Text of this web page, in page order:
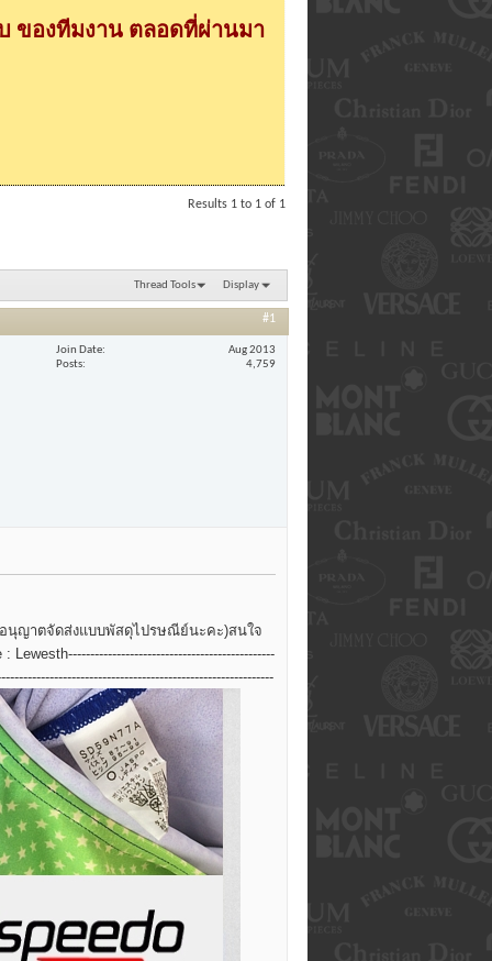
ของทีมงาน ตลอดที่ผ่านมา
Results 1 to 1 of 1
Thread Tools Display
#1
Join Date
Aug 2013
Posts
4,759
นุญาตจัดส่งแบบพัสดุไปรษณีย์นะคะ)สนใจ